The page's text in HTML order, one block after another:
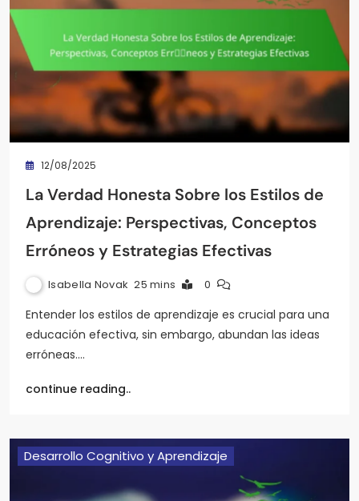
12/08/2025
La Verdad Honesta Sobre los Estilos de
Aprendizaje: Perspectivas, Conceptos
Erróneos y Estrategias Efectivas
Isabella Novak 25 mins 0
Entender los estilos de aprendizaje es crucial para una
educación efectiva, sin embargo, abundan las ideas
erróneas.…
continue reading..
Desarrollo Cognitivo y Aprendizaje